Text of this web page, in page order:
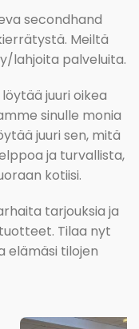
secondhand
Meiltä
lahjoita palveluita.
juuri oikea
sinulle monia
juuri sen, mitä
ja turvallista,
kotiisi.
tarjouksia ja
Tilaa nyt
elämäsi tilojen